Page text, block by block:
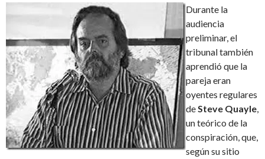
Durante la
audiencia
preliminar, el
tribunal también
aprendió que la
pareja eran
oyentes regulares
deSteve Quayle,
un teórico de la
conspiración, que,
según su sitio